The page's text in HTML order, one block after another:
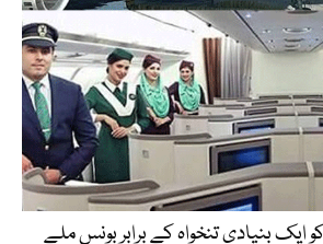
ایک بنیادی تنخواہ کے برابر بونس ملے